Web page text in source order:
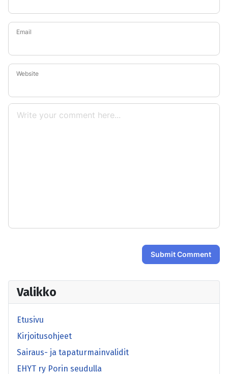
Email
Website
Submit Comment
Valikko
Etusivu
Kirjoitusohjeet
Sairaus- ja tapaturmainvalidit
EHYT ry Porin seudulla